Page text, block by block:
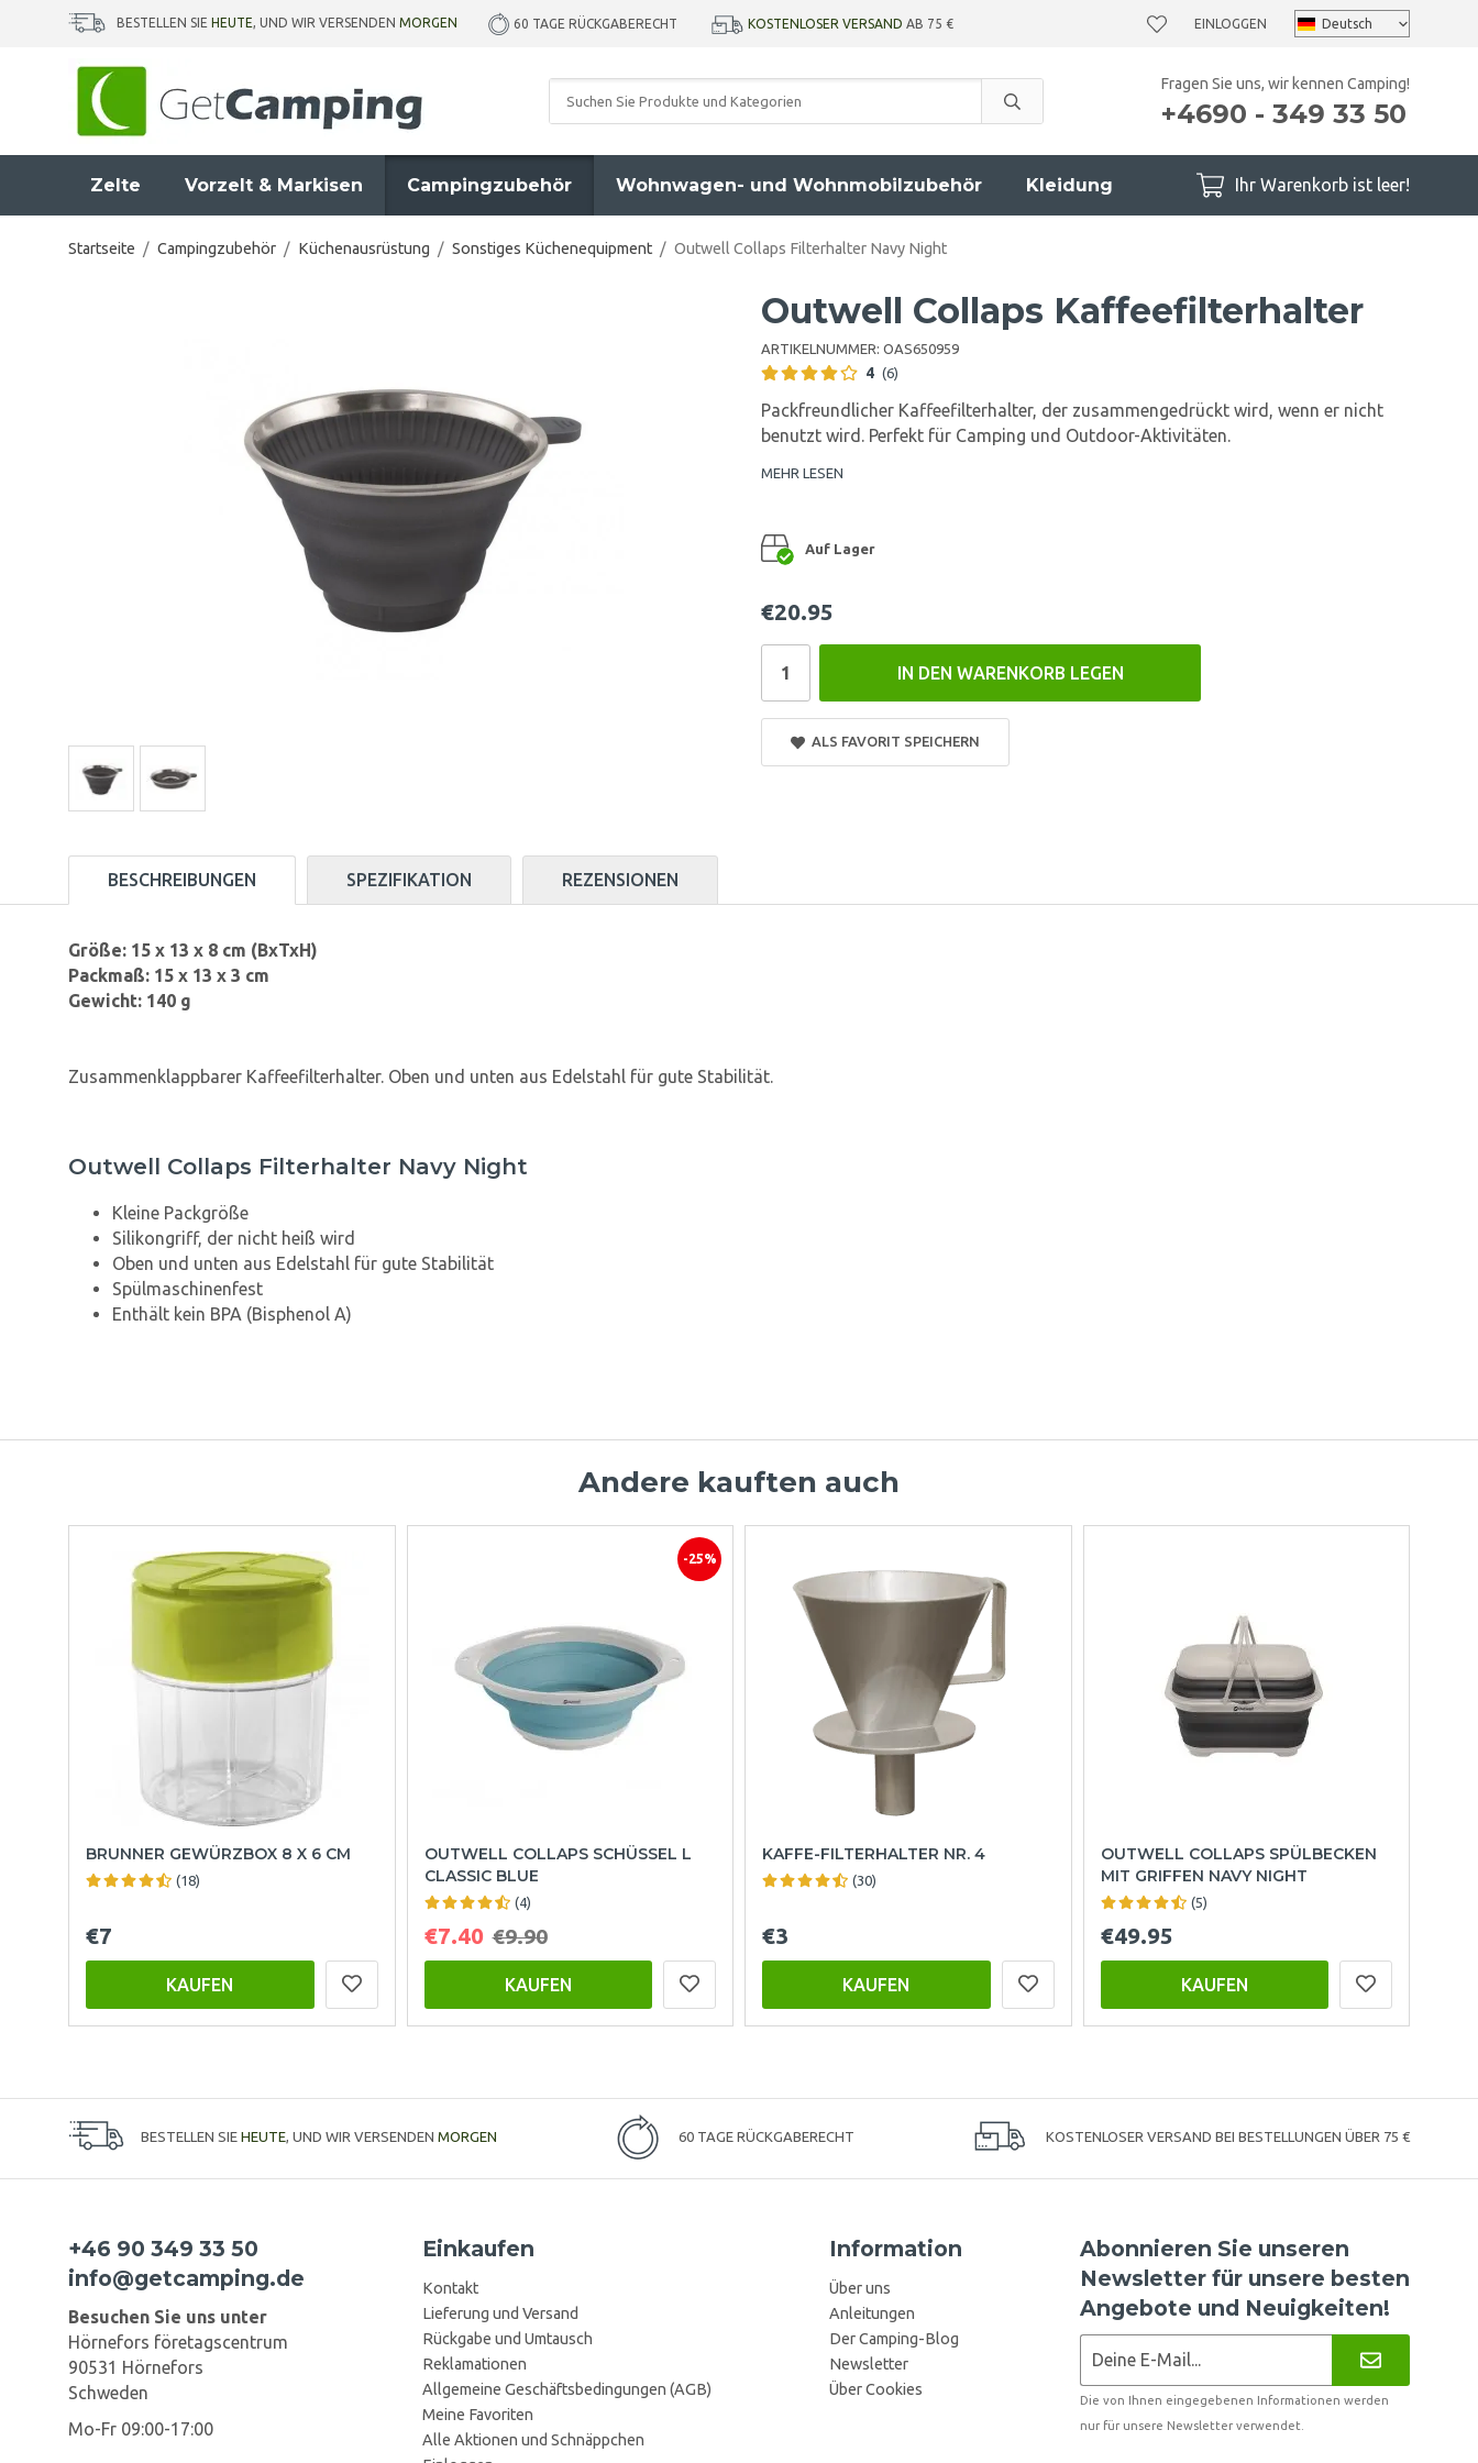
BESTELLEN SIE HEUTE, UND WIR VERSENDEN MORGEN 60 TAGE RÜCKGABERECHT KOSTENLOSER VERSAND AB 75 € EINLOGGEN
Fragen Sie uns, wir kennen Camping!
+4690 - 349 33 50
Zelte Vorzelt & Markisen Campingzubehör Wohnwagen- und Wohnmobilzubehör Kleidung Ihr Warenkorb ist leer!
Startseite / Campingzubehör / Küchenausrüstung / Sonstiges Küchenequipment / Outwell Collaps Filterhalter Navy Night
Outwell Collaps Kaffeefilterhalter
ARTIKELNUMMER: OAS650959
4 (6)
Packfreundlicher Kaffeefilterhalter, der zusammengedrückt wird, wenn er nicht
benutzt wird. Perfekt für Camping und Outdoor-Aktivitäten.
MEHR LESEN
Auf Lager
€20.95
IN DEN WARENKORB LEGEN
ALS FAVORIT SPEICHERN
BESCHREIBUNGEN SPEZIFIKATION REZENSIONEN
Größe: 15 x 13 x 8 cm (BxTxH)
Packmaß: 15 x 13 x 3 cm
Gewicht: 140 g
Zusammenklappbarer Kaffeefilterhalter. Oben und unten aus Edelstahl für gute Stabilität.
Outwell Collaps Filterhalter Navy Night
Kleine Packgröße
Silikongriff, der nicht heiß wird
Oben und unten aus Edelstahl für gute Stabilität
Spülmaschinenfest
Enthält kein BPA (Bisphenol A)
Andere kauften auch
BRUNNER GEWÜRZBOX 8 X 6 CM
(18)
€7
KAUFEN
-25%
OUTWELL COLLAPS SCHÜSSEL L
CLASSIC BLUE
(4)
€7.40 €9.90
KAUFEN
KAFFE-FILTERHALTER NR. 4
(30)
€3
KAUFEN
OUTWELL COLLAPS SPÜLBECKEN
MIT GRIFFEN NAVY NIGHT
(5)
€49.95
KAUFEN
BESTELLEN SIE HEUTE, UND WIR VERSENDEN MORGEN 60 TAGE RÜCKGABERECHT KOSTENLOSER VERSAND BEI BESTELLUNGEN ÜBER 75 €
+46 90 349 33 50
info@getcamping.de
Besuchen Sie uns unter
Hörnefors företagscentrum
90531 Hörnefors
Schweden
Mo-Fr 09:00-17:00
Einkaufen
Kontakt
Lieferung und Versand
Rückgabe und Umtausch
Reklamationen
Allgemeine Geschäftsbedingungen (AGB)
Meine Favoriten
Alle Aktionen und Schnäppchen
Information
Über uns
Anleitungen
Der Camping-Blog
Newsletter
Über Cookies
Abonnieren Sie unseren
Newsletter für unsere besten
Angebote und Neuigkeiten!
Die von Ihnen eingegebenen Informationen werden
nur für unsere Newsletter verwendet.